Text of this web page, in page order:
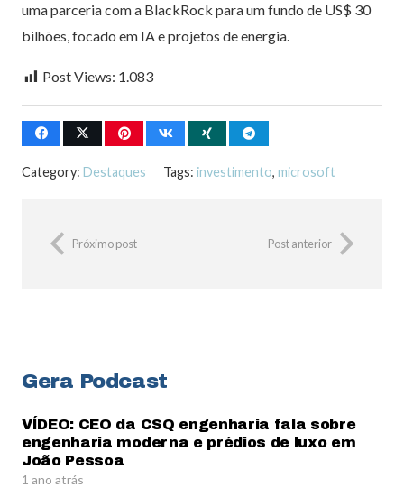
uma parceria com a BlackRock para um fundo de US$ 30
bilhões, focado em IA e projetos de energia.
Post Views: 1.083
Category: Destaques Tags:investimento,microsoft
Próximo post Post anterior
Gera Podcast
VÍDEO: CEO da CSQ engenharia fala sobre
engenharia moderna e prédios de luxo em
João Pessoa
1 ano atrás